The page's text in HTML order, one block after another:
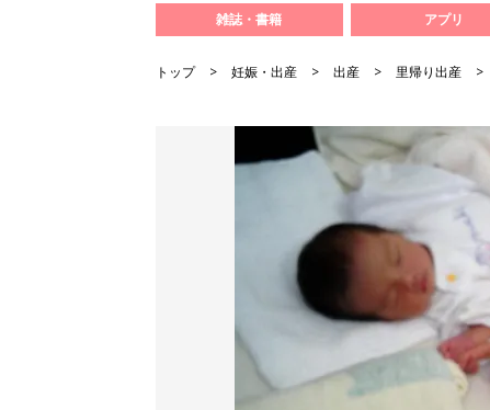
雑誌・書籍 アプリ
トップ 妊娠・出産 出産 里帰り出産